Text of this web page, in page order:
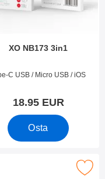
XO NB173 3in1
51372
C USB / Micro USB / iOS
18.95 EUR
Osta
suosikiksihoco N61 Dual